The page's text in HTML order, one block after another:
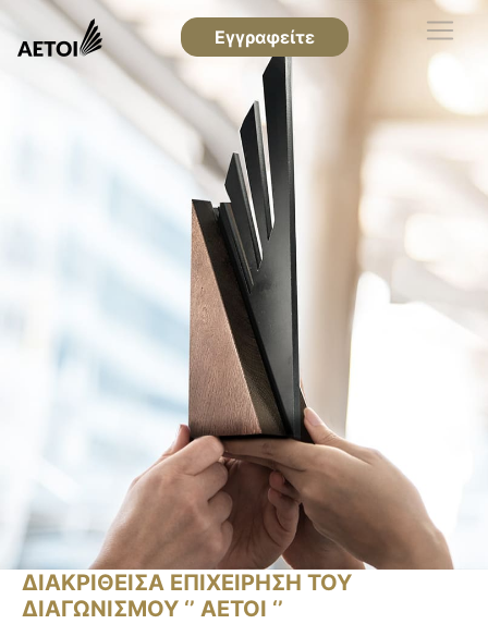
Εγγραφείτε
ΔΙΑΚΡΙΘΕΙΣΑ ΕΠΙΧΕΙΡΗΣΗ ΤΟΥ
ΔΙΑΓΩΝΙΣΜΟΥ ‘’ ΑΕΤΟΙ ‘’